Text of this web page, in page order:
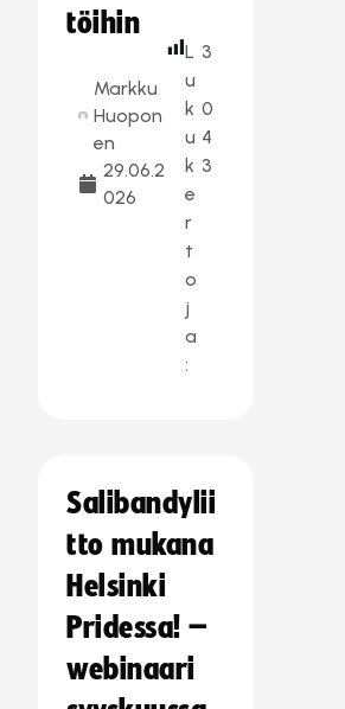
töihin
Markku
Huopon
en
29.06.2
026
L
u
k
u
k
e
r
t
o
j
a
:
3
0
4
3
Salibandylii
tto mukana
Helsinki
Pridessa! –
webinaari